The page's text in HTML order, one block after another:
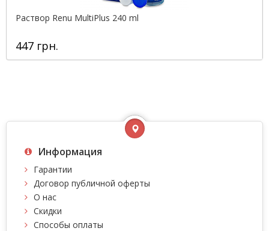
Раствор Renu MultiPlus 240 ml
447 грн.
Информация
Гарантии
Договор публичной оферты
О нас
Скидки
Способы оплаты